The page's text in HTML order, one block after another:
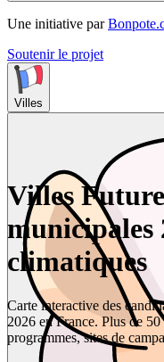
Une initiative par
Soutenir le projet
Villes
Villes
municipales
climatiques
Carte interactive des
2026 en France. Plus de
programmes, sites de